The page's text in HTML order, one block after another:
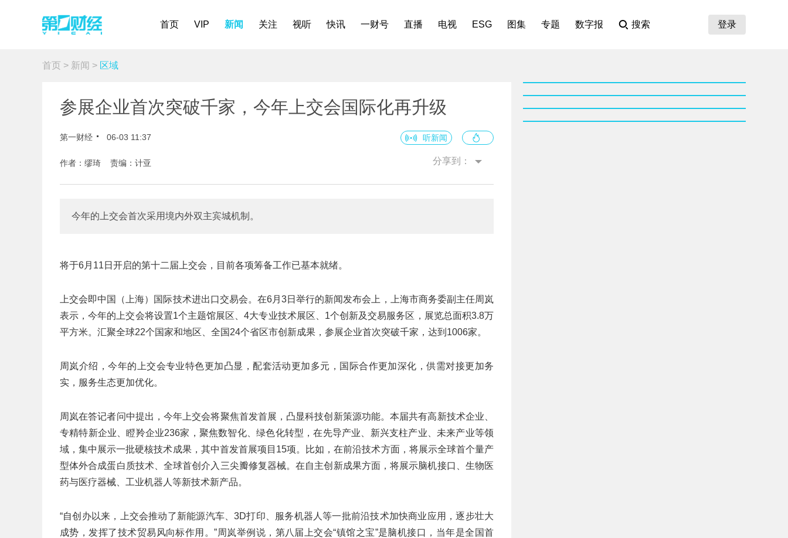
首页 VIP 新闻 关注 视听 快讯 一财号 直播 电视 ESG 图集 专题 数字报 搜索 登录
首页 > 新闻 > 区域
参展企业首次突破千家，今年上交会国际化再升级
第一财经 06-03 11:37 听新闻
作者：缪琦 责编：计亚 分享到：
今年的上交会首次采用境内外双主宾城机制。
将于6月11日开启的第十二届上交会，目前各项筹备工作已基本就绪。
上交会即中国（上海）国际技术进出口交易会。在6月3日举行的新闻发布会上，上海市商务委副主任周岚
表示，今年的上交会将设置1个主题馆展区、4大专业技术展区、1个创新及交易服务区，展览总面积3.8万
平方米。汇聚全球22个国家和地区、全国24个省区市创新成果，参展企业首次突破千家，达到1006家。
周岚介绍，今年的上交会专业特色更加凸显，配套活动更加多元，国际合作更加深化，供需对接更加务
实，服务生态更加优化。
周岚在答记者问中提出，今年上交会将聚焦首发首展，凸显科技创新策源功能。本届共有高新技术企业、
专精特新企业、瞪羚企业236家，聚焦数智化、绿色化转型，在先导产业、新兴支柱产业、未来产业等领
域，集中展示一批硬核技术成果，其中首发首展项目15项。比如，在前沿技术方面，将展示全球首个量产
型体外合成蛋白质技术、全球首创介入三尖瓣修复器械。在自主创新成果方面，将展示脑机接口、生物医
药与医疗器械、工业机器人等新技术新产品。
“自创办以来，上交会推动了新能源汽车、3D打印、服务机器人等一批前沿技术加快商业应用，逐步壮大
成势，发挥了技术贸易风向标作用。”周岚举例说，第八届上交会“镇馆之宝”是脑机接口，当年是全国首